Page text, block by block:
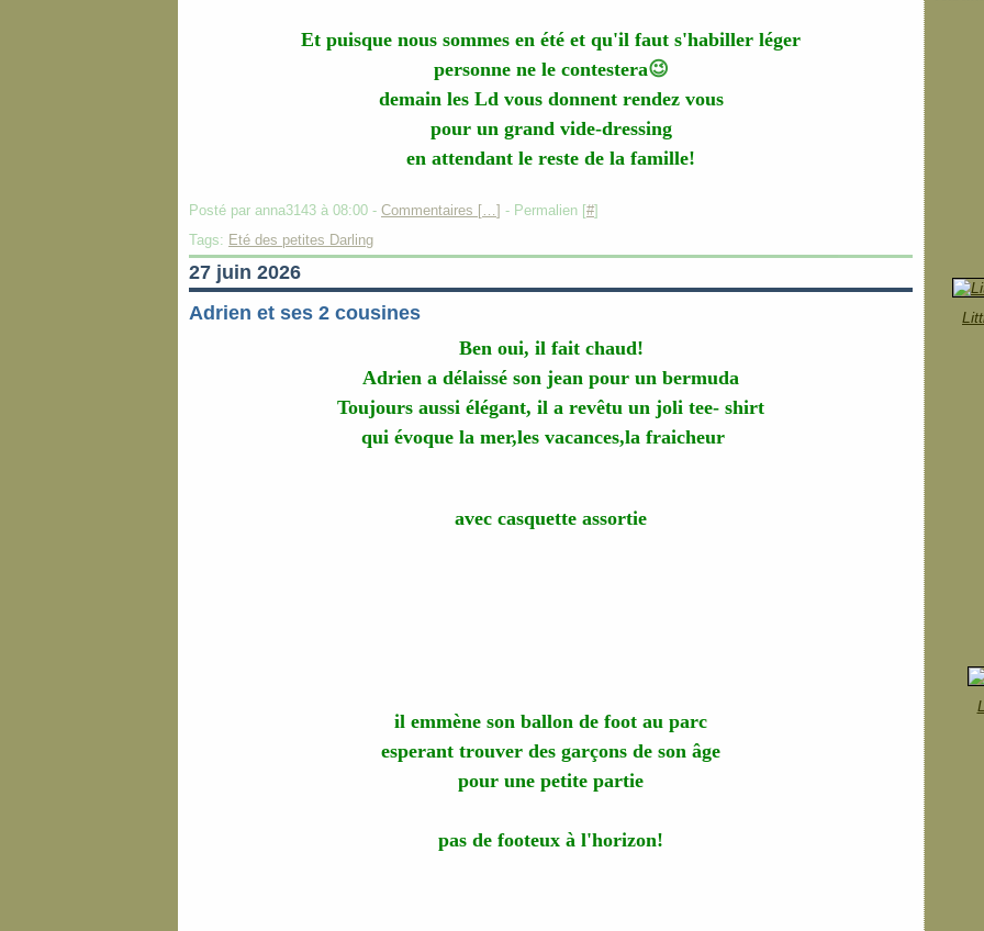
Et puisque nous sommes en été et qu'il faut s'habiller léger
personne ne le contestera😉
demain les Ld vous donnent rendez vous
pour un grand vide-dressing
en attendant le reste de la famille!
Posté par anna3143 à 08:00 - Commentaires […] - Permalien [#]
Tags: Eté des petites Darling
27 juin 2026
Adrien et ses 2 cousines
Ben oui, il fait chaud!
Adrien a délaissé son jean pour un bermuda
Toujours aussi élégant, il a revêtu un joli tee- shirt
qui évoque la mer,les vacances,la fraicheur
avec casquette assortie
il emmène son ballon de foot au parc
esperant trouver des garçons de son âge
pour une petite partie
pas de footeux à l'horizon!